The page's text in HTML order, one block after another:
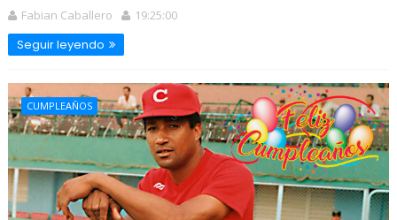
Fabian Caballero 19:25:00
Seguir leyendo
CUMPLEAÑOS